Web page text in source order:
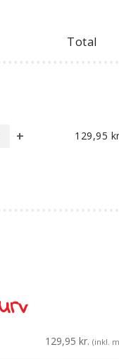
Total
129,95
129,95 kr. (inkl.